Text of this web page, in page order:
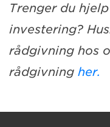
Trenger du
investering?
rådgivning hos
rådgivning her.